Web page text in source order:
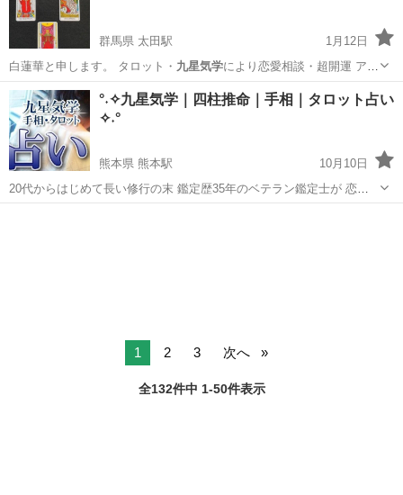
群馬県 太田駅
1月12日
白蓮華と申します。 タロット・ 九星気学により恋愛相談・超開運 アド
バイスを…
群馬 太田市 太田駅 悩み相談 九星気学
°˖✧九星気学｜四柱推命｜手相｜タロット占い
✧˖°
熊本県 熊本駅
10月10日
20代からはじめて長い修行の末 鑑定歴35年のベテラン鑑定士が 恋愛
相談・復帰・片思い・結婚・引っ越し・仕事・家庭問題の悩みを 人生
1 2 3 次へ
全132件中 1-50件表示